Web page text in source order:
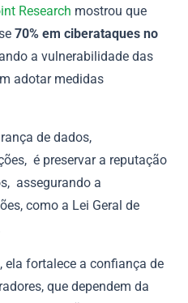
Research mostrou que
70% em ciberataques no
a vulnerabilidade das
adotar medidas
de dados,
é preservar a reputação
assegurando a
como a Lei Geral de
ela fortalece a confiança de
que dependem da